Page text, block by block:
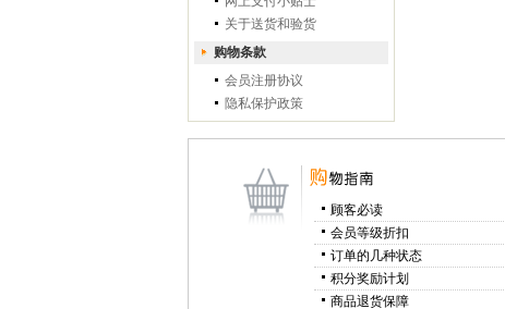
关于送货和验货
购物条款
会员注册协议
隐私保护政策
顾客必读
会员等级折扣
订单的几种状态
积分奖励计划
商品退货保障